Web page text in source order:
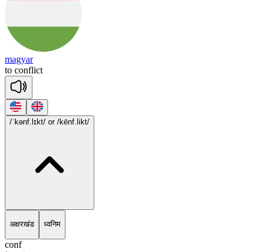
magyar
to conflict
/ˈkənf.lɪkt/ or /kēnf.likt/
अक्षरखंड ध्वनिम
conf